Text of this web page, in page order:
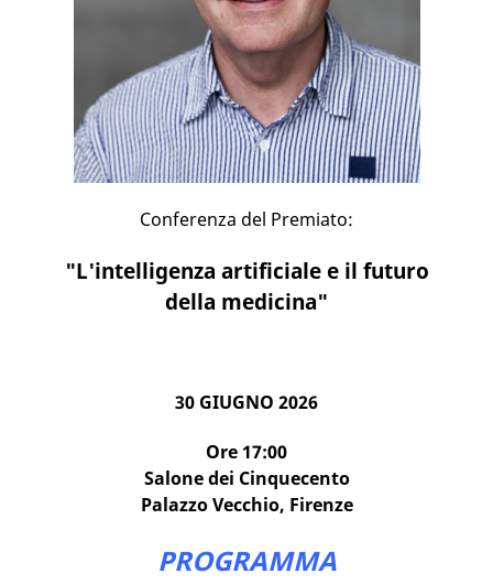
Conferenza del Premiato:
"L'intelligenza artificiale e il futuro
della medicina"
30 GIUGNO 2026
Ore 17:00
Salone dei Cinquecento
Palazzo Vecchio, Firenze
PROGRAMMA